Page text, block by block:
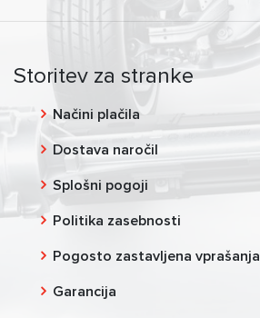
Storitev za stranke
Načini plačila
Dostava naročil
Splošni pogoji
Politika zasebnosti
Pogosto zastavljena vprašanja
Garancija